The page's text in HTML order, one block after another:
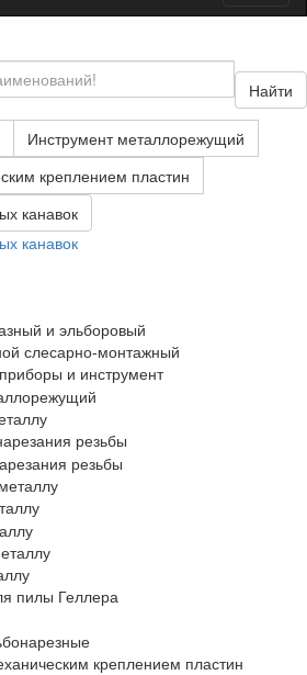
Найти
Инструмент металлорежущий
креплением пластин
канавок
канавок
и эльборовый
слесарно-монтажный
и инструмент
резьбы
резьбы
пилы Геллера
креплением пластин